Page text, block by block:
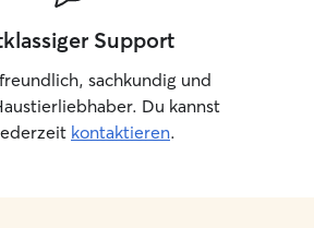
Support
sachkundig und
Du kannst
kontaktieren.